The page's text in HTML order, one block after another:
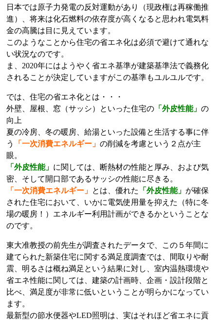
日本では原子力発電の反対運動があり（現政権は再稼働推
進）、将来は化石燃料の依存度が高くなると思われ電気料
金の高騰は目に見えています。
このようなことから住宅の省エネ化は必須で避けて通れな
い状況なのです。
ま、2020年にはようやく省エネ基準が建築基準法で義務化
されることが決定していますがこの基準もユルユルです。
では、住宅の省エネ化とは・・・
外壁、屋根、窓（サッシ）といった住宅の 「外皮性能」 の
向上
夏の冷房、冬の暖房、給湯といった設備と生活する事に伴
う
「一次消費エネルギー」 の削減を考慮という２点が主
眼。
「外皮性能」 に関しては、断熱材の性能と厚み、および気
密、そして開口部であるサッシの性能に尽きる。
「一次消費エネルギー」 とは、優れた 「外皮性能」 が確保
された住宅において、いかに電気使用量を抑えた（特に冬
場の暖房！）エネルギー利用計画ができるかということな
のです。
東大准教授の前先生が調査されたデータで、この５年間に
建てられた新築住宅に関する満足度調査では、間取りや耐
震、明るさは概ね満足という結果に対し、室内温熱環境や
省エネ性能に関しては、建築の計画時、企画・設計段階と
比べ、満足度が非常に低いということが明らかになってい
ます。
最新型の節水便器やLED照明は、実はそれほど省エネに貢